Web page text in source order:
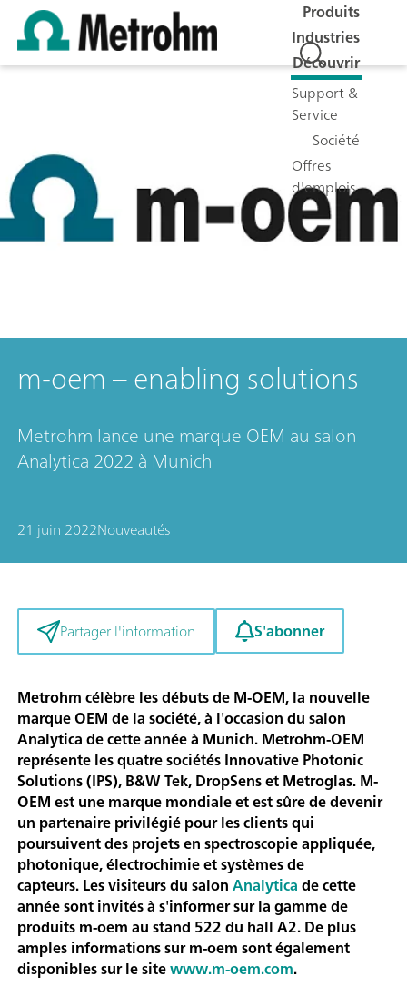
Produits
Industries
Découvrir
Support &
Service
Société
Offres
d'emplois
m-oem – enabling solutions
Metrohm lance une marque OEM au salon
Analytica 2022 à Munich
21 juin 2022Nouveautés
Partager l'information S'abonner
Metrohm célèbre les débuts de M-OEM, la nouvelle
marque OEM de la société, à l'occasion du salon
Analytica de cette année à Munich. Metrohm-OEM
représente les quatre sociétés Innovative Photonic
Solutions (IPS), B&W Tek, DropSens et Metroglas. M-
OEM est une marque mondiale et est sûre de devenir
un partenaire privilégié pour les clients qui
poursuivent des projets en spectroscopie appliquée,
photonique, électrochimie et systèmes de
capteurs. Les visiteurs du salonAnalyticade cette
année sont invités à s'informer sur la gamme de
produits m-oem au stand 522 du hall A2. De plus
amples informations sur m-oem sont également
disponibles sur le sitewww.m-oem.com.